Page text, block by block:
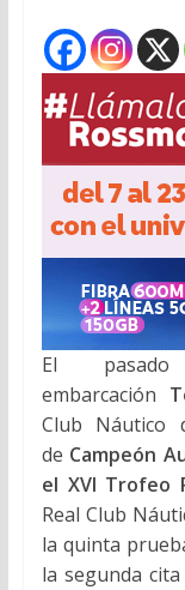
El
embarcación
Club Náutico
de Campeón
el XVI Trofeo
Real Club
la quinta
la segunda